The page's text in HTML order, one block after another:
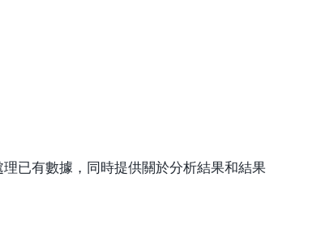
已有數據，同時提供關於分析結果和結果